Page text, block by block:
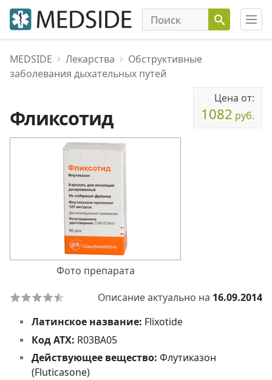
MEDSIDE Лекарства
Обструктивные
заболевания дыхательных путей
Фликсотид
Цена от:
1082 руб.
Фото препарата
Описание актуально на 16.09.2014
Латинское название: Flixotide
Код АТХ: R03BA05
Действующее вещество: Флутиказон
(Fluticasone)